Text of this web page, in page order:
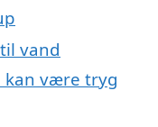
vand
kan være tryg